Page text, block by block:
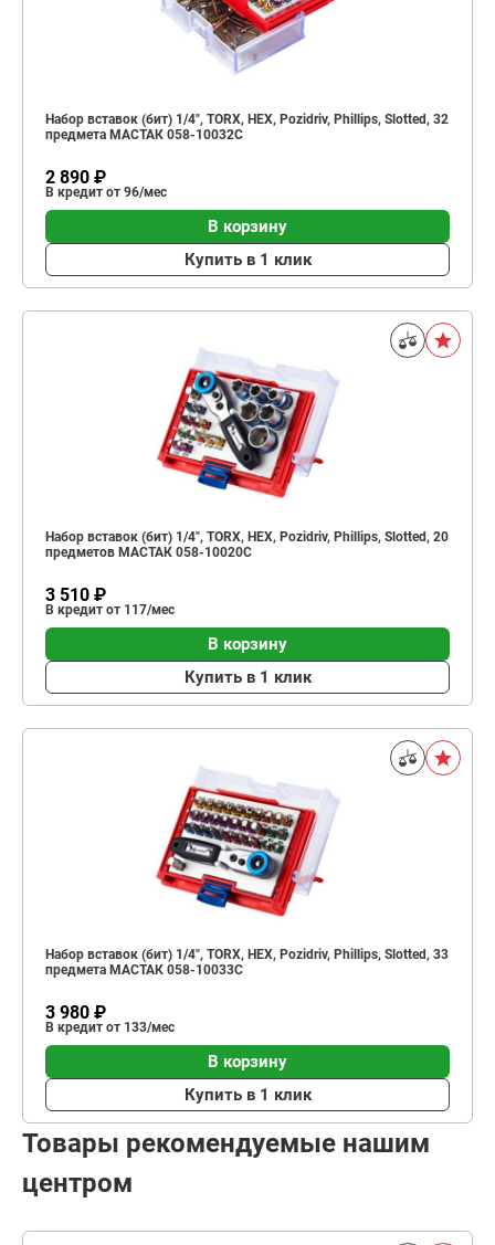
Набор вставок (бит) 1/4", TORX, HEX, Pozidriv, Phillips, Slotted, 32
предмета МАСТАК 058-10032C
2 890 ₽
В кредит от 96/мес
В корзину
Купить в 1 клик
Набор вставок (бит) 1/4", TORX, HEX, Pozidriv, Phillips, Slotted, 20
предметов МАСТАК 058-10020C
3 510 ₽
В кредит от 117/мес
В корзину
Купить в 1 клик
Набор вставок (бит) 1/4", TORX, HEX, Pozidriv, Phillips, Slotted, 33
предмета МАСТАК 058-10033C
3 980 ₽
В кредит от 133/мес
В корзину
Купить в 1 клик
Товары рекомендуемые нашим
центром